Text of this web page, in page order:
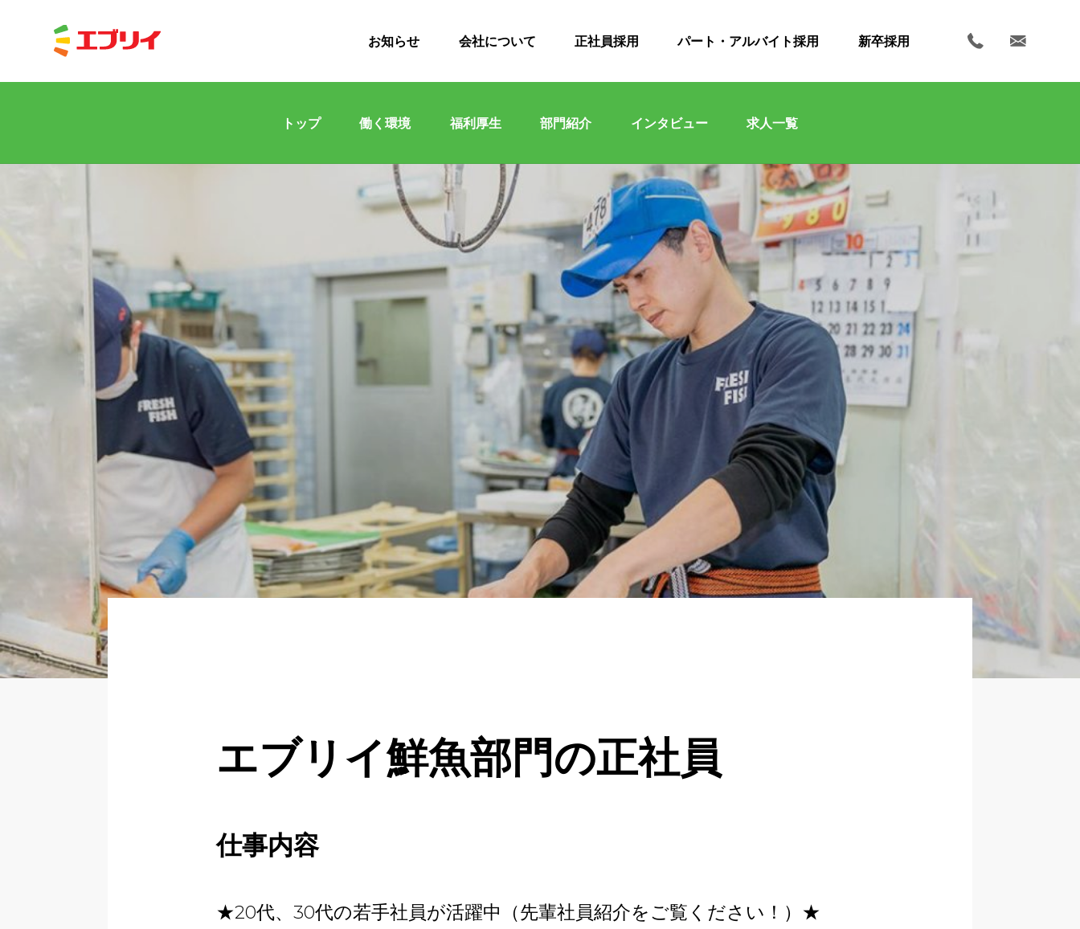
Home
News お知らせ
About 企業について
Regular
Partner パート・アルバイト採用
Newer
お知らせ 会社について 正社員採用 パート・アルバイト採用 新卒採用
トップ 働く環境 福利厚生 部門紹介 インタビュー 求人一覧
エブリイ鮮魚部門の正社員
仕事内容
★20代、30代の若手社員が活躍中（先輩社員紹介をご覧ください！）★